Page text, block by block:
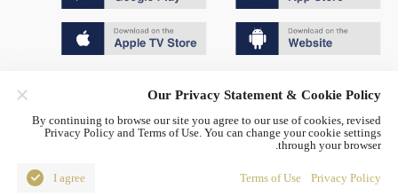
京公网安备 11010502050052号
Disinformation report hotline: 010-85061466
Our Privacy Statement & Cookie Policy
By continuing to browse our site you agree to our use of cookies, revised
Privacy Policy and Terms of Use. You can change your cookie settings
through your browser.
Privacy Policy
Terms of Use
I agree